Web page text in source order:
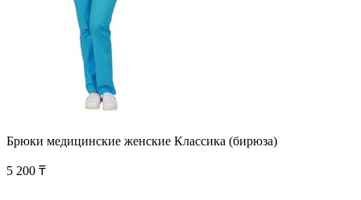
Брюки медицинские женские Классика (бирюза)
5 200 ₸